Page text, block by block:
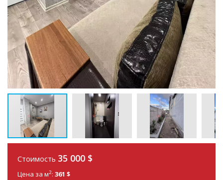
Стоимость 35 000 $
Цена за м2: 361 $